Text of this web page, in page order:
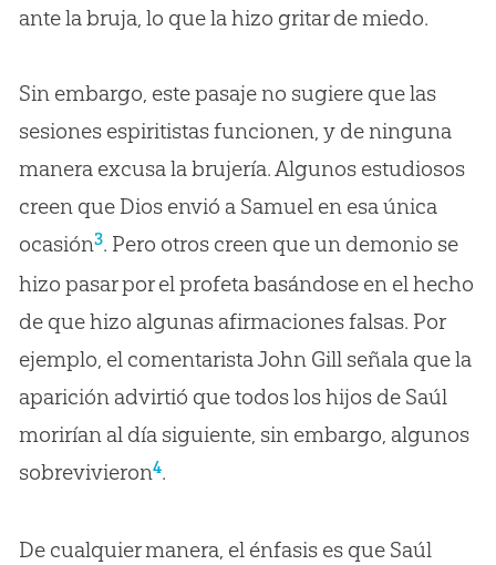
ante la bruja, lo que la hizo gritar de miedo.
Sin embargo, este pasaje no sugiere que las
sesiones espiritistas funcionen, y de ninguna
manera excusa la brujería. Algunos estudiosos
creen que Dios envió a Samuel en esa única
ocasión3. Pero otros creen que un demonio se
hizo pasar por el profeta basándose en el hecho
de que hizo algunas afirmaciones falsas. Por
ejemplo, el comentarista John Gill señala que la
aparición advirtió que todos los hijos de Saúl
morirían al día siguiente, sin embargo, algunos
sobrevivieron4.
De cualquier manera, el énfasis es que Saúl